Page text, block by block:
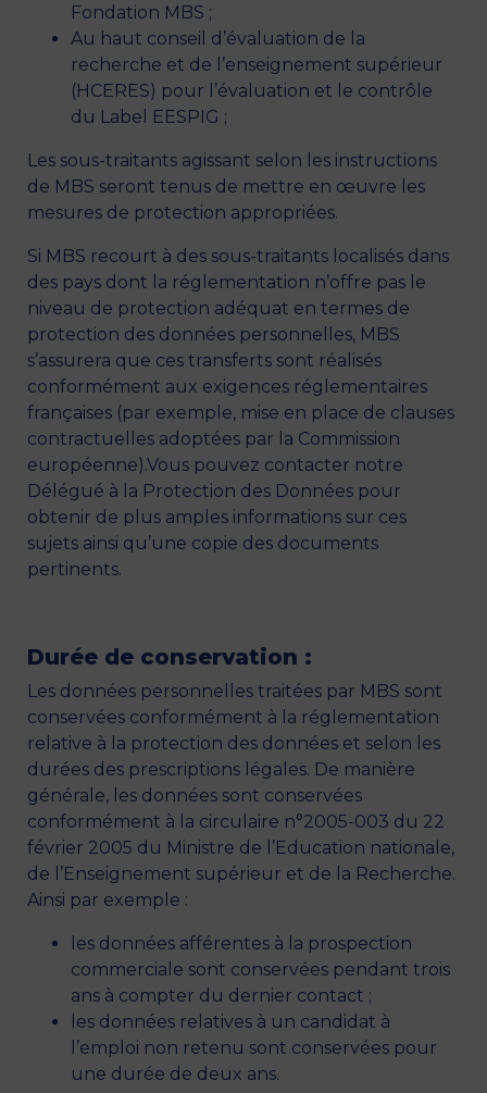
Fondation MBS ;
Au haut conseil d’évaluation de la
recherche et de l’enseignement supérieur
(HCERES) pour l’évaluation et le contrôle
du Label EESPIG ;
Les sous-traitants agissant selon les instructions
de MBS seront tenus de mettre en œuvre les
mesures de protection appropriées.
Si MBS recourt à des sous-traitants localisés dans
des pays dont la réglementation n’offre pas le
niveau de protection adéquat en termes de
protection des données personnelles, MBS
s’assurera que ces transferts sont réalisés
conformément aux exigences réglementaires
françaises (par exemple, mise en place de clauses
contractuelles adoptées par la Commission
européenne).Vous pouvez contacter notre
Délégué à la Protection des Données pour
obtenir de plus amples informations sur ces
sujets ainsi qu’une copie des documents
pertinents.
Durée de conservation :
Les données personnelles traitées par MBS sont
conservées conformément à la réglementation
relative à la protection des données et selon les
durées des prescriptions légales. De manière
générale, les données sont conservées
conformément à la circulaire n°2005-003 du 22
février 2005 du Ministre de l’Education nationale,
de l’Enseignement supérieur et de la Recherche.
Ainsi par exemple :
les données afférentes à la prospection
commerciale sont conservées pendant trois
ans à compter du dernier contact ;
les données relatives à un candidat à
l’emploi non retenu sont conservées pour
une durée de deux ans.